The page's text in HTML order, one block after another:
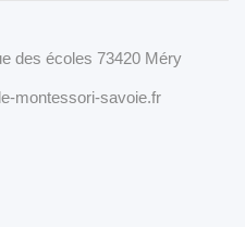
des écoles 73420 Méry
montessori-savoie.fr